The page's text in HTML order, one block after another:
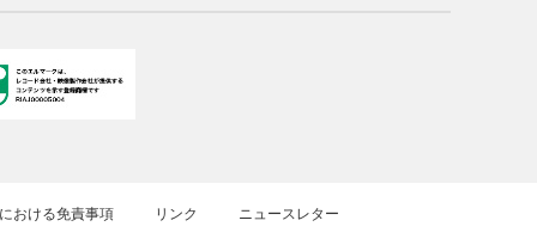
おける免責事項 リンク ニュースレター